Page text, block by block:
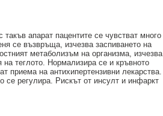
апарат пацентите се чувстват много
се възвръща, изчезва заспиването на
метаболизъм на организма, изчезва
на теглото. Нормализира се и кръвното
приема на антихипертензивни лекарства.
се регулира. Рискът от инсулт и инфаркт